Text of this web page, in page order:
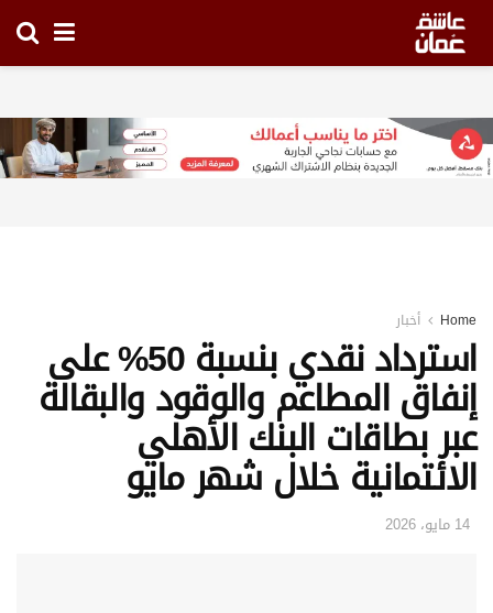
Home أخبار
استرداد نقدي بنسبة 50% على
إنفاق المطاعم والوقود والبقالة
عبر بطاقات البنك الأهلي
الائتمانية خلال شهر مايو
14 مايو، 2026